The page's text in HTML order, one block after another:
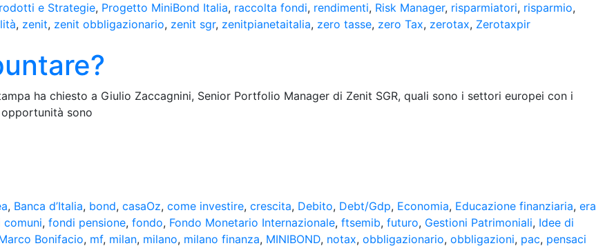
e Strategie, Progetto MiniBond Italia, raccolta fondi, rendimenti, Risk Manager, risparmiatori, risparmio,
, zenit, zenit obbligazionario, zenit sgr, zenitpianetaitalia, zero tasse, zero Tax, zerotax, Zerotaxpir
ha chiesto a Giulio Zaccagnini, Senior Portfolio Manager di Zenit SGR, quali sono i settori europei con i
sono
, Banca d’Italia, bond, casaOz, come investire, crescita, Debito, Debt/Gdp, Economia, Educazione finanziaria, era
comuni, fondi pensione, fondo, Fondo Monetario Internazionale, ftsemib, futuro, Gestioni Patrimoniali, Idee di
Bonifacio, mf, milan, milano, milano finanza, MINIBOND, notax, obbligazionario, obbligazioni, pac, pensaci